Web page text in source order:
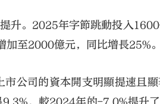
升。2025年字節跳動投入
至2000億元，同比增長25%。
公司的資本開支明顯提速且